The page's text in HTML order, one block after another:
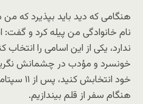
هنگامی که دید باید بپذیرد که من
نام خانوادگی من پیله کرد و
ندارد، یکی از این اسامی را
خونسرد و مؤدب در چشمانش
خود
هنگام سفر از قلم بیندازیم.